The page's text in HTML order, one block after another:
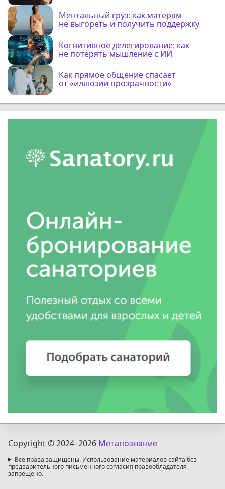
Ментальный груз: как матерям
не выгореть и получить поддержку
Когнитивное делегирование: как
не потерять мышление с ИИ
Как прямое общение спасает
от «иллюзии прозрачности»
Copyright © 2024–2026 Метапознание
Все права защищены. Использование материалов сайта без
предварительного письменного согласия правообладателя
запрещено.